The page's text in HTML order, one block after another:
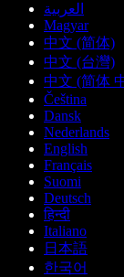
العربية
Magyar
中文 (简体)
中文 (台灣)
中文 (简体
Čeština
Dansk
Nederlands
English
Français
Suomi
Deutsch
हिन्दी
Italiano
日本語
한국어